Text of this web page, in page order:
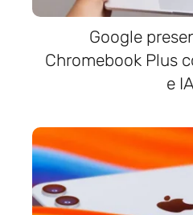
Google
Chromebook Plus
e IA